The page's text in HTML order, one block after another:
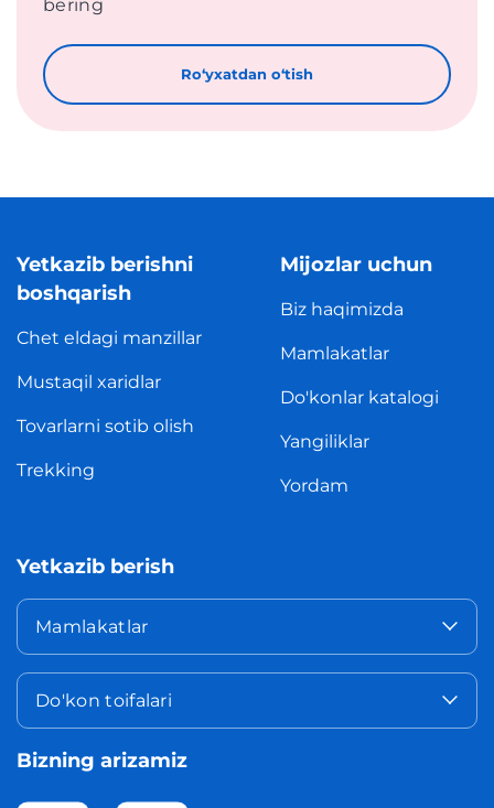
bering
Roʻyxatdan oʻtish
Yetkazib berishni
boshqarish
Chet eldagi manzillar
Mustaqil xaridlar
Tovarlarni sotib olish
Trekking
Mijozlar uchun
Biz haqimizda
Mamlakatlar
Do'konlar katalogi
Yangiliklar
Yordam
Yetkazib berish
Mamlakatlar
Do'kon toifalari
Bizning arizamiz